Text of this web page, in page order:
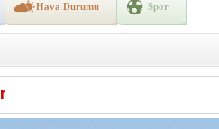
yaşandı!
Hava Durumu Spor